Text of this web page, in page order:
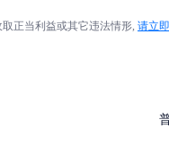
正当利益或其它违法情形, 请立